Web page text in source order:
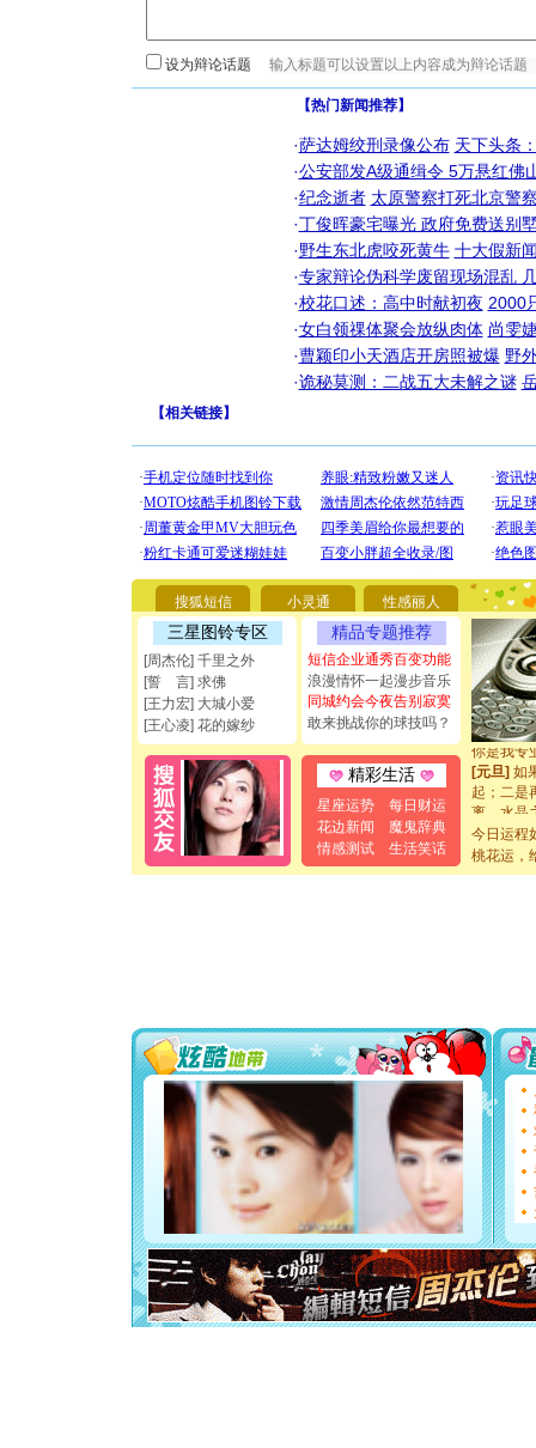
设为辩论话题
【热门新闻推荐】
·萨达姆绞刑录像公布 天下头条
·公安部发A级通缉令 5万悬红佛
·纪念逝者 太原警察打死北京警
·丁俊晖豪宅曝光 政府免费送别
·野生东北虎咬死黄牛 十大假新
·专家辩论伪科学废留现场混乱
·校花口述：高中时献初夜 2000
·女白领祼体聚会放纵肉体 尚雯
·曹颖印小天酒店开房照被爆 野
·诡秘莫测：二战五大未解之谜
【相关链接】
搜狐短信 小灵通 性感丽人
三星图铃专区
[周杰伦] 千里之外
[誓 言] 求佛
[王力宏] 大城小爱
[王心凌] 花的嫁纱
精品专题推荐
短信企业通秀百变功能
浪漫情怀一起漫步音乐
同城约会今夜告别寂寞
敢来挑战你的球技吗？
精彩生活
星座运势
每日财运
花边新闻
魔鬼辞典
情感测试
生活笑话
[圣诞节]
你太多
要平安！
[圣诞节]
能正大光
都要快乐
[圣诞节]
如意,快
[元旦]看
断电。爱
你是我专
[元旦]如
起；二是
离。水晶
[元旦]当
泣，这痛
卖了。水
你太多，
要平安！
[圣诞节]
能正大
都要快乐
[圣诞节]
如意,快
[元旦]
看
断电。
你是我
[元旦]
起；二是
离。水晶
[元旦]当
泣，这痛
今日运程
桃花运，